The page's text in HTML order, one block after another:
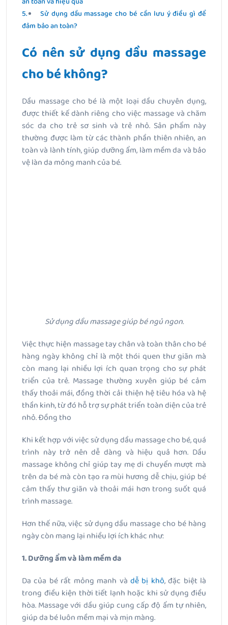
Sử dụng dầu massage cho bé cần lưu ý điều gì để
đảm bảo an toàn?
Có nên sử dụng dầu massage
cho bé không?
Dầu massage cho bé là một loại dầu chuyên dụng,
được thiết kế dành riêng cho việc massage và chăm
sóc da cho trẻ sơ sinh và trẻ nhỏ. Sản phẩm này
thường được làm từ các thành phần thiên nhiên, an
toàn và lành tính, giúp dưỡng ẩm, làm mềm da và bảo
vệ làn da mỏng manh của bé.
Sử dụng dầu massage giúp bé ngủ ngon.
Việc thực hiện massage tay chân và toàn thân cho bé
hàng ngày không chỉ là một thói quen thư giãn mà
còn mang lại nhiều lợi ích quan trọng cho sự phát
triển của trẻ. Massage thường xuyên giúp bé cảm
thấy thoải mái, đồng thời cải thiện hệ tiêu hóa và hệ
thần kinh, từ đó hỗ trợ sự phát triển toàn diện của trẻ
nhỏ. Đồng tho
Khi kết hợp với việc sử dụng dầu massage cho bé, quá
trình này trở nên dễ dàng và hiệu quả hơn. Dầu
massage không chỉ giúp tay mẹ di chuyển mượt mà
trên da bé mà còn tạo ra mùi hương dễ chịu, giúp bé
cảm thấy thư giãn và thoải mái hơn trong suốt quá
trình massage.
Hơn thế nữa, việc sử dụng dầu massage cho bé hàng
ngày còn mang lại nhiều lợi ích khác như:
1. Dưỡng ẩm và làm mềm da
Da của bé rất mỏng manh và dễ bị khô, đặc biệt là
trong điều kiện thời tiết lạnh hoặc khi sử dụng điều
hòa. Massage với dầu giúp cung cấp độ ẩm tự nhiên,
giúp da bé luôn mềm mại và mịn màng.